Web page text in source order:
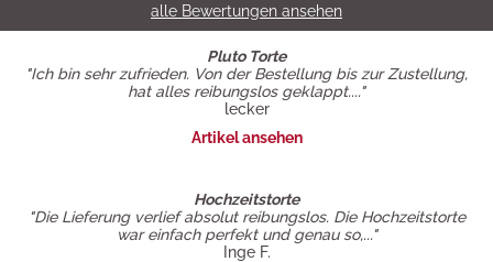
alle Bewertungen ansehen
Pluto Torte
"Ich bin sehr zufrieden. Von der Bestellung bis zur Zustellung,
hat alles reibungslos geklappt...."
lecker
Artikel ansehen
Hochzeitstorte
"Die Lieferung verlief absolut reibungslos. Die Hochzeitstorte
war einfach perfekt und genau so,..."
Inge F.